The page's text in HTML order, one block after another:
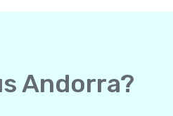
Andorra?